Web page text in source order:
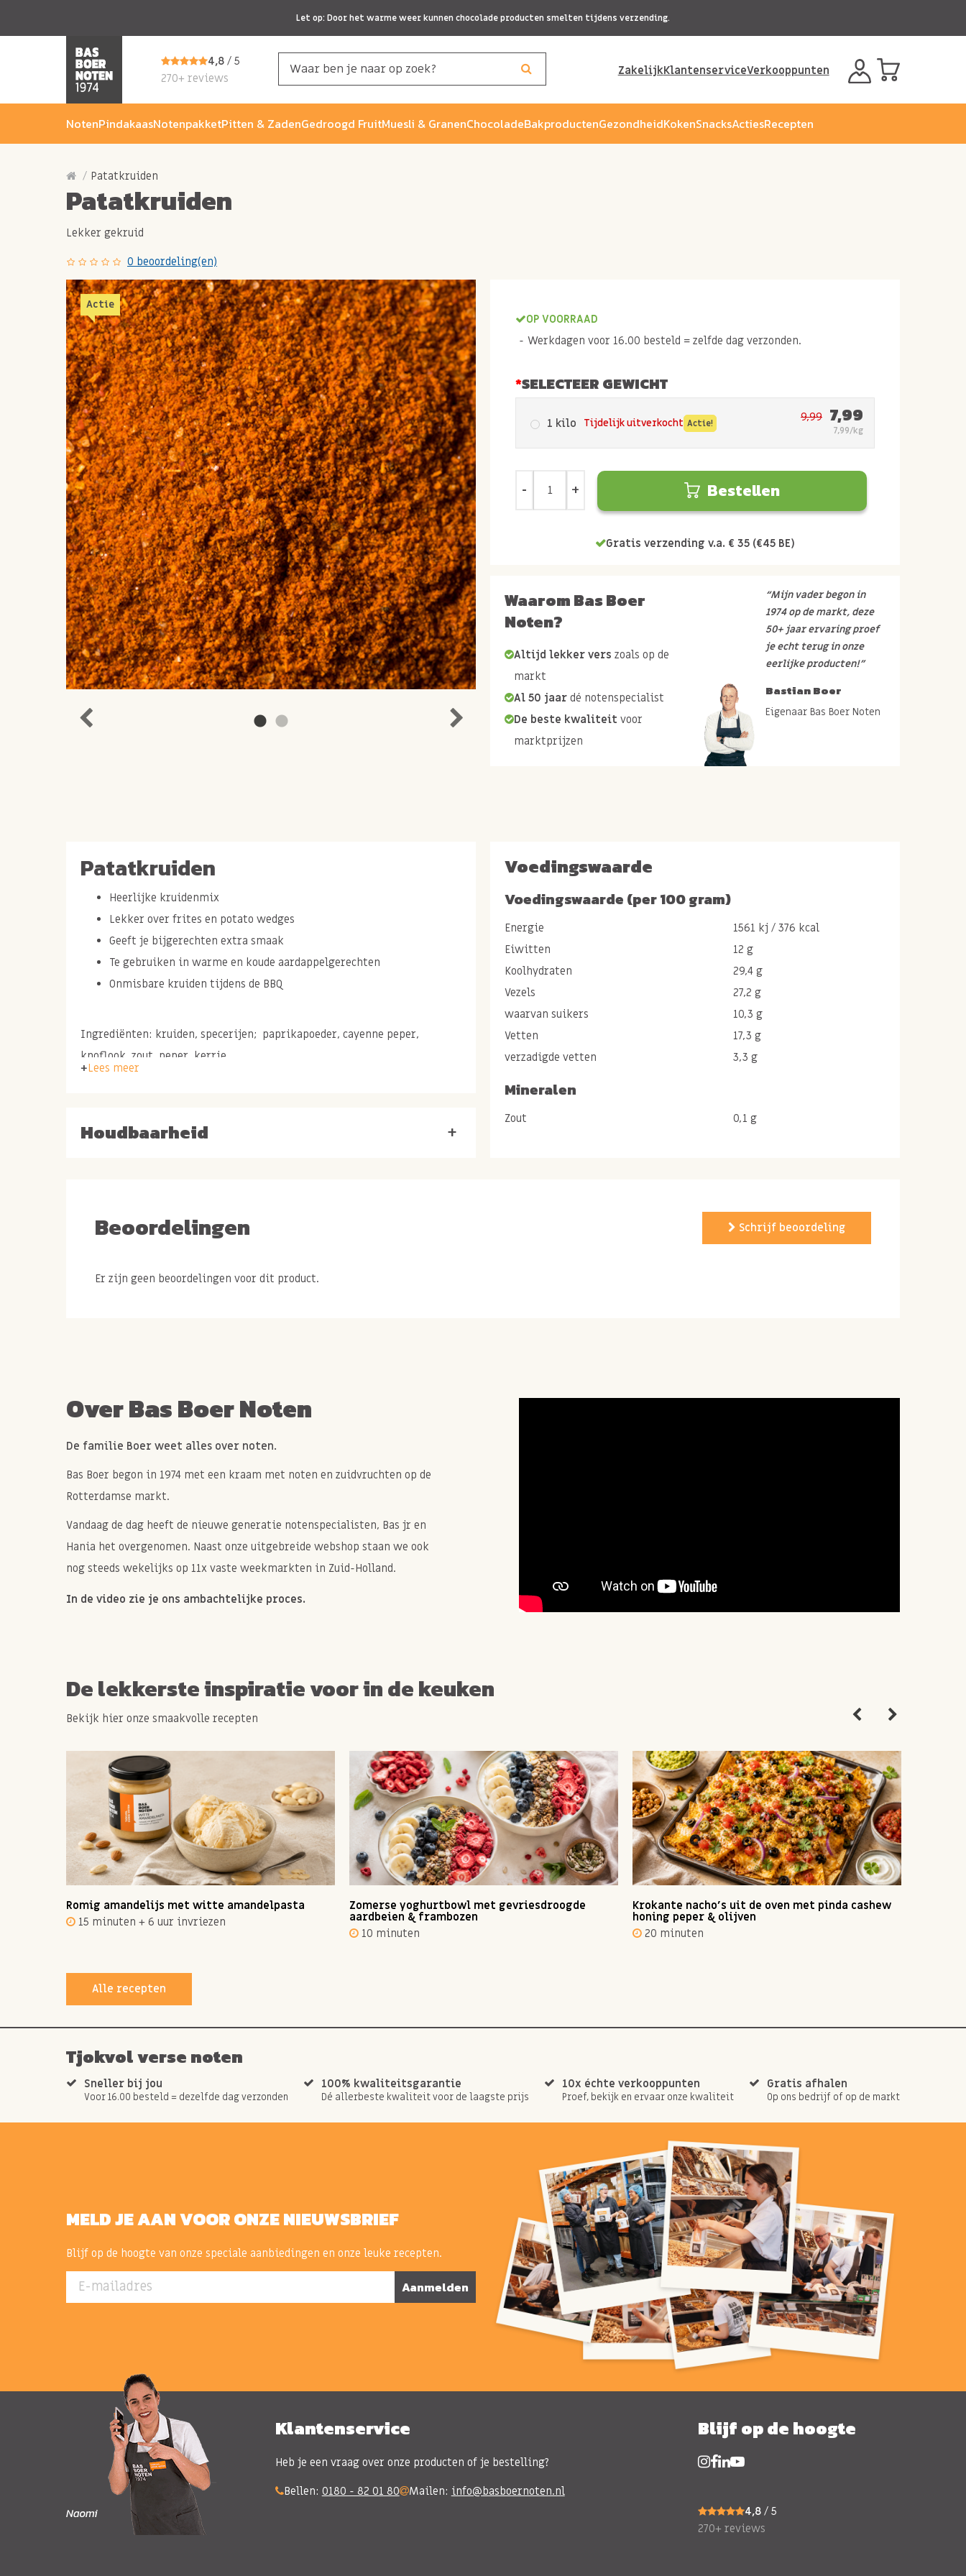
Let op: Door het warme weer kunnen chocolade producten smelten tijdens verzending.
4,8/ 5
270+ reviews
ZakelijkKlantenserviceVerkooppunten
NotenPindakaasNotenpakketPitten & ZadenGedroogd FruitMuesli & GranenChocoladeBakproductenGezondheidKokenSnacksActiesRecepten
Patatkruiden
Patatkruiden
Lekker gekruid
0 beoordeling(en)
Actie
OP VOORRAAD
Werkdagen voor 16.00 besteld = zelfde dag verzonden.
SELECTEER GEWICHT
1 kilo Tijdelijk uitverkocht Actie! 9,99 7,99
7,99/kg
Bestellen
Gratis verzending v.a. € 35 (€45 BE)
Waarom Bas Boer
Noten?
Altijd lekker vers zoals op de
markt
Al 50 jaar dé notenspecialist
De beste kwaliteit voor
marktprijzen
“Mijn vader begon in
1974 op de markt, deze
50+ jaar ervaring proef
je echt terug in onze
eerlijke producten!”
Bastian Boer
Eigenaar Bas Boer Noten
Patatkruiden
Heerlijke kruidenmix
Lekker over frites en potato wedges
Geeft je bijgerechten extra smaak
Te gebruiken in warme en koude aardappelgerechten
Onmisbare kruiden tijdens de BBQ
Ingrediënten: kruiden, specerijen; paprikapoeder, cayenne peper,
knoflook, zout, peper, kerrie.
Kruidenmix voor over patat, friet &
meer
lekker smaakt als topping over geroosterde groenten, tofu in een wrap
met sla of een hamburger?
Houdbaarheid
om verlies van smaak en geur te voorkomen.
THT 31-12-2025
Lees meer
Voedingswaarde
Voedingswaarde (per 100 gram)
Energie
1561 kj / 376 kcal
Eiwitten
12 g
Koolhydraten
29,4 g
Vezels
27,2 g
waarvan suikers
10,3 g
Vetten
17,3 g
verzadigde vetten
3,3 g
Mineralen
Zout 0,1 g
Houdbaarheid +
Beoordelingen Schrijf beoordeling
Er zijn geen beoordelingen voor dit product.
Over Bas Boer Noten
De familie Boer weet alles over noten.
Bas Boer begon in 1974 met een kraam met noten en zuidvruchten op de
Rotterdamse markt.
Vandaag de dag heeft de nieuwe generatie notenspecialisten, Bas jr en
Hania het overgenomen. Naast onze uitgebreide webshop staan we ook
nog steeds wekelijks op 11x vaste weekmarkten in Zuid-Holland.
In de video zie je ons ambachtelijke proces.
De lekkerste inspiratie voor in de keuken
Bekijk hier onze smaakvolle recepten
Romig amandelijs met witte amandelpasta
15 minuten + 6 uur invriezen
Zomerse yoghurtbowl met gevriesdroogde
aardbeien & frambozen
10 minuten
Krokante nacho's uit de oven met pinda cashew
honing peper & olijven
20 minuten
Alle recepten
Tjokvol verse noten
Sneller bij jou
Voor 16.00 besteld = dezelfde dag verzonden
100% kwaliteitsgarantie
Dé allerbeste kwaliteit voor de laagste prijs
10x échte verkooppunten
Proef, bekijk en ervaar onze kwaliteit
Gratis afhalen
Op ons bedrijf of op de markt
MELD JE AAN VOOR ONZE NIEUWSBRIEF
Blijf op de hoogte van onze speciale aanbiedingen en onze leuke recepten.
E-mailadres Aanmelden
Klantenservice
Heb je een vraag over onze producten of je bestelling?
Bellen: 0180 - 82 01 80 Mailen: info@basboernoten.nl
Blijf op de hoogte
4,8 / 5
270+ reviews